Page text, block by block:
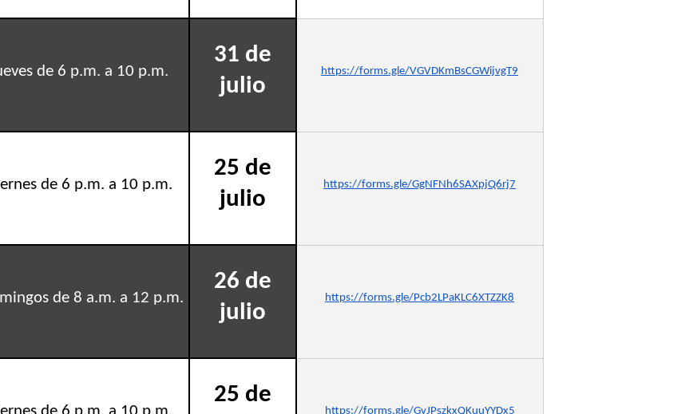
de 6 p.m. a 10 p.m.
31 de
julio
https://forms.gle/VGVDKmBsCGWijvgT9
de 6 p.m. a 10 p.m.
25 de
julio
https://forms.gle/GgNFNh6SAXpjQ6rj7
de 8 a.m. a 12 p.m.
26 de
julio
https://forms.gle/Pcb2LPaKLC6XTZZK8
25 de
https://forms.gle/GvJPszkxQKuuYYDx5